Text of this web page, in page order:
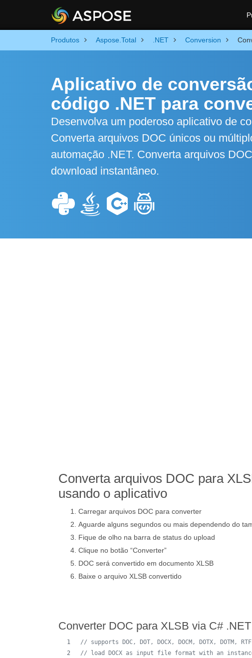
Produtos Aspose.Total .NET Conversion
Aplicativo de
código .NET para
Desenvolva um poderoso aplicativo de
Converta arquivos DOC únicos ou
automação .NET. Converta arquivos
download instantâneo.
Converta arquivos DOC para
usando o aplicativo
Carregar arquivos DOC para converter
Aguarde alguns segundos ou mais dependendo do
Fique de olho na barra de status do upload
Clique no botão “Converter”
DOC será convertido em documento XLSB
Baixe o arquivo XLSB convertido
Converter DOC para XLSB via C# .NET
// supports DOC, DOT, DOCX, DOCM, DOTX, DOTM,
// load DOCX as input file format with an